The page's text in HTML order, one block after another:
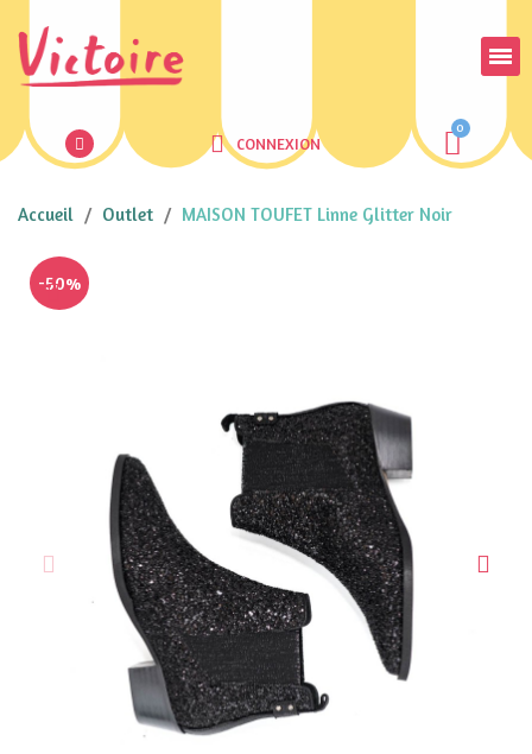
CONNEXION
Accueil Outlet MAISON TOUFET Linne Glitter Noir
-50%